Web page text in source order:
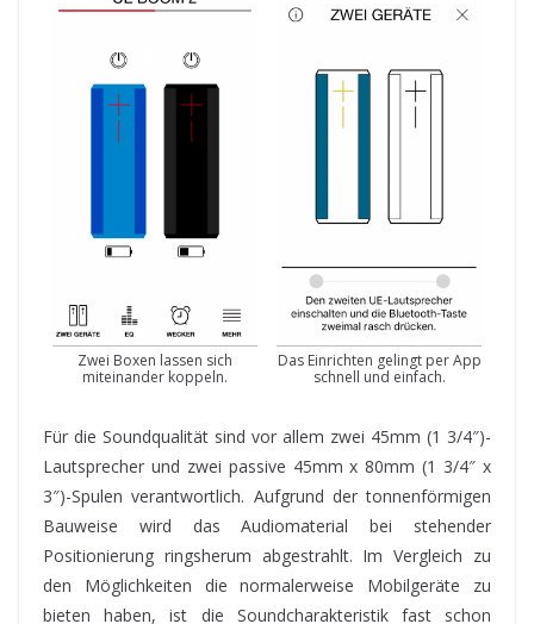
Zwei Boxen lassen sich
miteinander koppeln.
Das Einrichten gelingt per App
schnell und einfach.
Für die Soundqualität sind vor allem zwei 45mm (1 3/4″)-
Lautsprecher und zwei passive 45mm x 80mm (1 3/4″ x
3″)-Spulen verantwortlich. Aufgrund der tonnenförmigen
Bauweise wird das Audiomaterial bei stehender
Positionierung ringsherum abgestrahlt. Im Vergleich zu
den Möglichkeiten die normalerweise Mobilgeräte zu
bieten haben, ist die Soundcharakteristik fast schon